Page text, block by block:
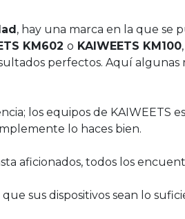
, hay una marca en la que se
KM602 o KAIWEETS KM100
perfectos. Aquí algunas
los equipos de KAIWEETS
lo haces bien.
aficionados, todos los
sus dispositivos sean lo